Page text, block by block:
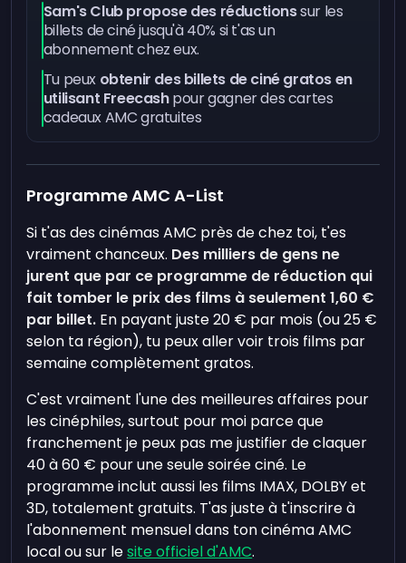
Sam's Club propose des réductionssur les
billets de ciné jusqu'à 40% si t'as un
abonnement chez eux.
Tu peux obtenir des billets de ciné gratos en
utilisant Freecashpour gagner des cartes
cadeaux AMC gratuites
Programme AMC A-List
Si t'as des cinémas AMC près de chez toi, t'es
vraiment chanceux. Des milliers de gens ne
jurent que par ce programme de réduction qui
fait tomber le prix des films à seulement 1,60 €
par billet. En payant juste 20 € par mois (ou 25 €
selon ta région), tu peux aller voir trois films par
semaine complètement gratos.
C'est vraiment l'une des meilleures affaires pour
les cinéphiles, surtout pour moi parce que
franchement je peux pas me justifier de claquer
40 à 60 € pour une seule soirée ciné. Le
programme inclut aussi les films IMAX, DOLBY et
3D, totalement gratuits. T'as juste à t'inscrire à
l'abonnement mensuel dans ton cinéma AMC
local ou sur lesite officiel d'AMC.